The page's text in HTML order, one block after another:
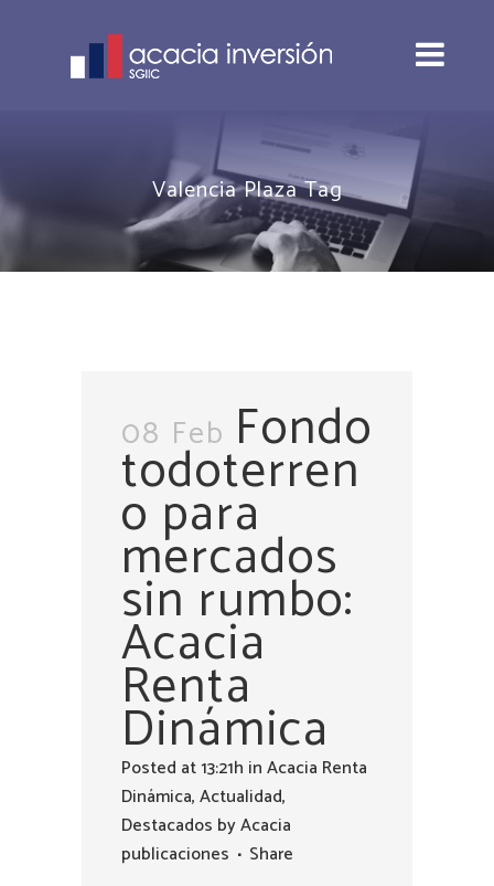
Valencia Plaza Tag
08 Feb Fondo
todoterren
o para
mercados
sin rumbo:
Acacia
Renta
Dinámica
Posted at 13:21h inAcacia Renta
Dinámica,Actualidad,
Destacados byAcacia
publicaciones
Share